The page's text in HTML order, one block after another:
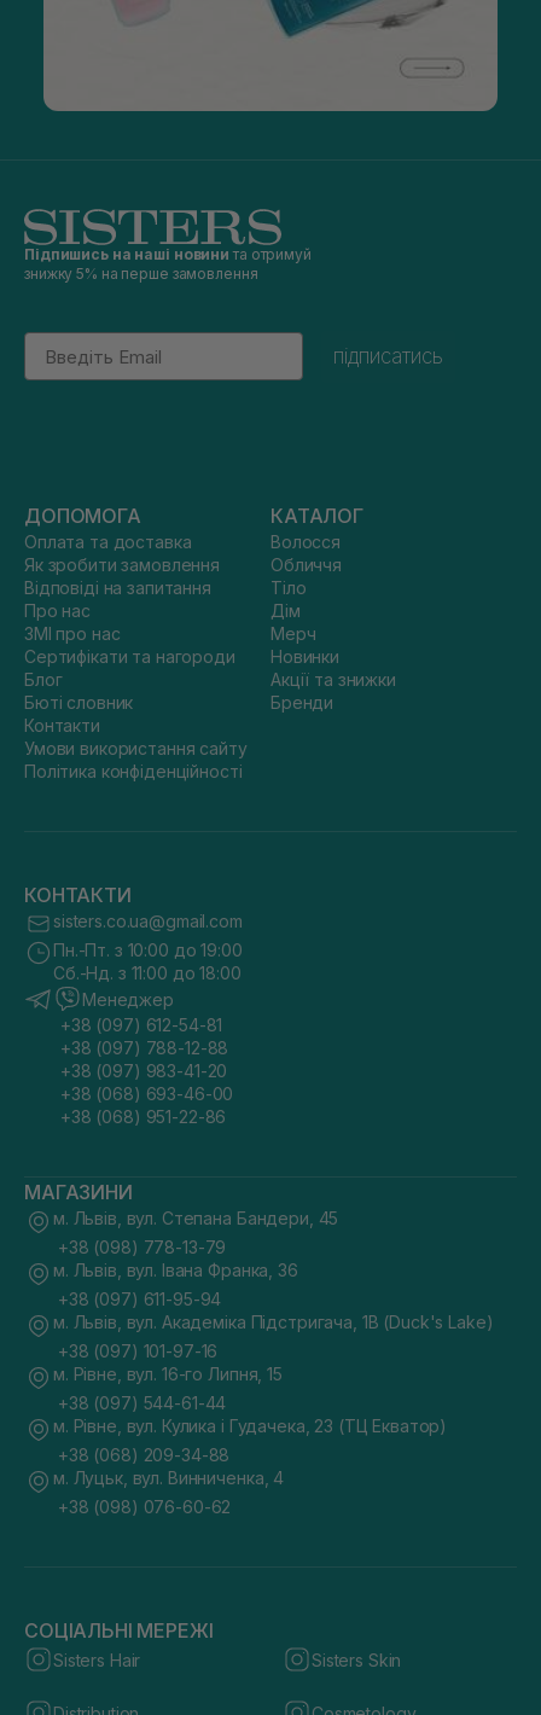
Підпишись на наші новини та отримуй
знижку 5% на перше замовлення
Email
підписатись
ДОПОМОГА
Оплата та доставка
Як зробити замовлення
Відповіді на запитання
Про нас
ЗМІ про нас
Сертифікати та нагороди
Блог
Бюті словник
Контакти
Умови використання сайту
Політика конфіденційності
КАТАЛОГ
Волосся
Обличчя
Тіло
Дім
Мерч
Новинки
Акції та знижки
Бренди
КОНТАКТИ
sisters.co.ua@gmail.com
Пн.-Пт. з 10:00 до 19:00
Сб.-Нд. з 11:00 до 18:00
Менеджер
+38 (097) 612-54-81
+38 (097) 788-12-88
+38 (097) 983-41-20
+38 (068) 693-46-00
+38 (068) 951-22-86
МАГАЗИНИ
м. Львів, вул. Степана Бандери, 45
+38 (098) 778-13-79
м. Львів, вул. Івана Франка, 36
+38 (097) 611-95-94
м. Львів, вул. Академіка Підстригача, 1В (Duck's Lake)
+38 (097) 101-97-16
м. Рівне, вул. 16-го Липня, 15
+38 (097) 544-61-44
м. Рівне, вул. Кулика і Гудачека, 23 (ТЦ Екватор)
+38 (068) 209-34-88
м. Луцьк, вул. Винниченка, 4
+38 (098) 076-60-62
СОЦІАЛЬНІ МЕРЕЖІ
Sisters Hair Sisters Skin